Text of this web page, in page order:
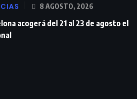
8 AGOSTO, 2026
acogerá del 21 al 23 de agosto el